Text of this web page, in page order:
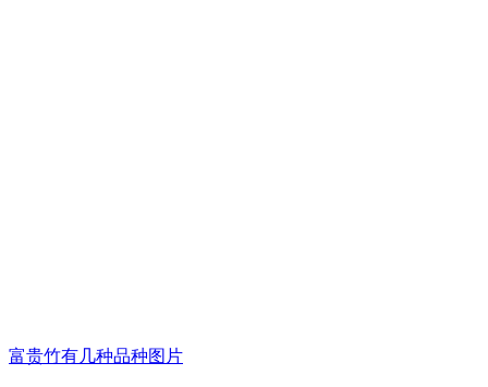
富贵竹有几种品种图片